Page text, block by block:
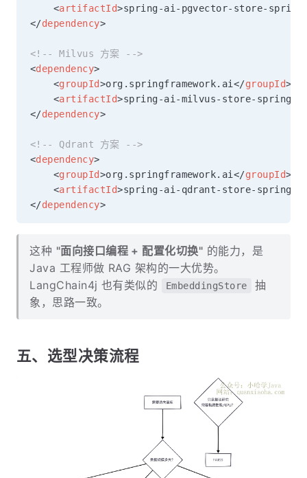
<artifactId>spring-ai-pgvector-store-
</dependency>
<!-- Milvus 方案 -->
<dependency>
<groupId>org.springframework.ai </groupId>
<artifactId>spring-ai-milvus-store-spring-
</dependency>
<!-- Qdrant 方案 -->
<dependency>
<groupId>org.springframework.ai </groupId>
<artifactId>spring-ai-qdrant-store-spring-
</dependency>
这种 "面向接口编程 + 配置化切换" 的能力，是
Java 工程师做 RAG 架构的一大优势。
LangChain4j 也有类似的
EmbeddingStore
抽
象，思路一致。
五、选型决策流程